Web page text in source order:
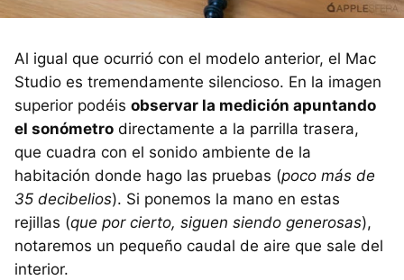
Al igual que ocurrió con el modelo anterior, el Mac
Studio es tremendamente silencioso. En la imagen
superior podéis observar la medición apuntando
el sonómetro directamente a la parrilla trasera,
que cuadra con el sonido ambiente de la
habitación donde hago las pruebas (poco más de
35 decibelios). Si ponemos la mano en estas
rejillas (que por cierto, siguen siendo generosas),
notaremos un pequeño caudal de aire que sale del
interior.